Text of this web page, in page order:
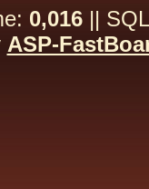
0,016||
ASP-